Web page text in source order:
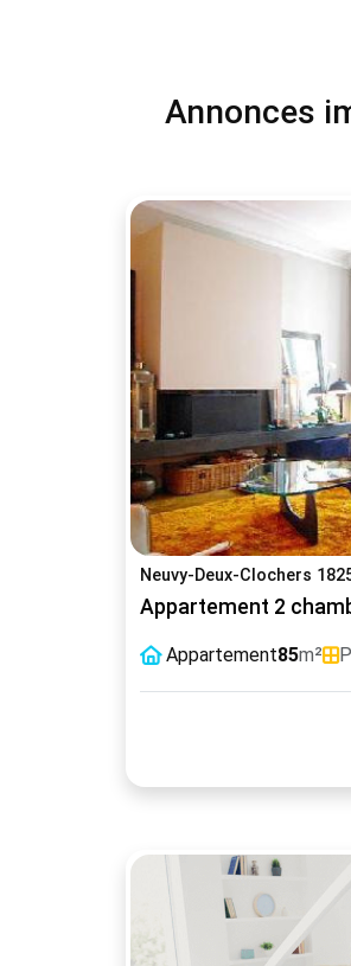
Annonces
Neuvy-Deux-Clochers
Appartement 2
Appartement85m²